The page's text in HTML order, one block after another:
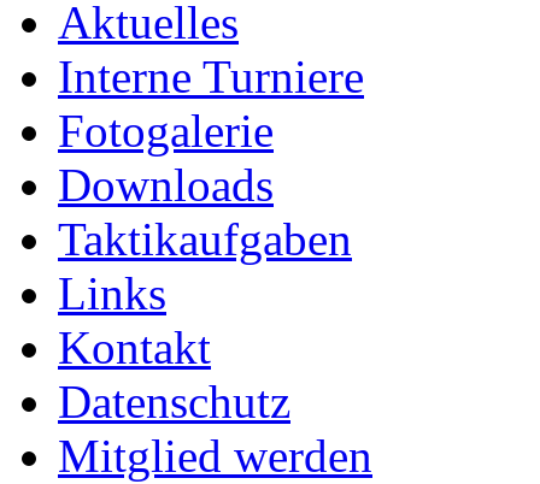
Aktuelles
Interne Turniere
Fotogalerie
Downloads
Taktikaufgaben
Links
Kontakt
Datenschutz
Mitglied werden